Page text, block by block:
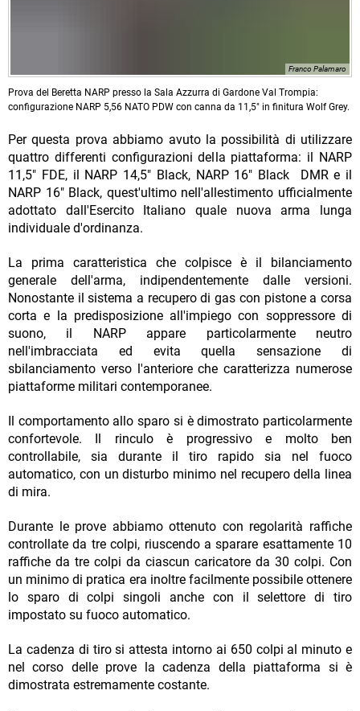
Franco Palamaro
Prova del Beretta NARP presso la Sala Azzurra di Gardone Val Trompia:
configurazione NARP 5,56 NATO PDW con canna da 11,5" in finitura Wolf Grey.
Per questa prova abbiamo avuto la possibilità di utilizzare
quattro differenti configurazioni della piattaforma: il NARP
11,5" FDE, il NARP 14,5" Black, NARP 16" Black DMR e il
NARP 16" Black, quest'ultimo nell'allestimento ufficialmente
adottato dall'Esercito Italiano quale nuova arma lunga
individuale d'ordinanza.
La prima caratteristica che colpisce è il bilanciamento
generale dell'arma, indipendentemente dalle versioni.
Nonostante il sistema a recupero di gas con pistone a corsa
corta e la predisposizione all'impiego con soppressore di
suono, il NARP appare particolarmente neutro
nell'imbracciata ed evita quella sensazione di
sbilanciamento verso l'anteriore che caratterizza numerose
piattaforme militari contemporanee.
Il comportamento allo sparo si è dimostrato particolarmente
confortevole. Il rinculo è progressivo e molto ben
controllabile, sia durante il tiro rapido sia nel fuoco
automatico, con un disturbo minimo nel recupero della linea
di mira.
Durante le prove abbiamo ottenuto con regolarità raffiche
controllate da tre colpi, riuscendo a sparare esattamente 10
raffiche da tre colpi da ciascun caricatore da 30 colpi. Con
un minimo di pratica era inoltre facilmente possibile ottenere
lo sparo di colpi singoli anche con il selettore di tiro
impostato su fuoco automatico.
La cadenza di tiro si attesta intorno ai 650 colpi al minuto e
nel corso delle prove la cadenza della piattaforma si è
dimostrata estremamente costante.